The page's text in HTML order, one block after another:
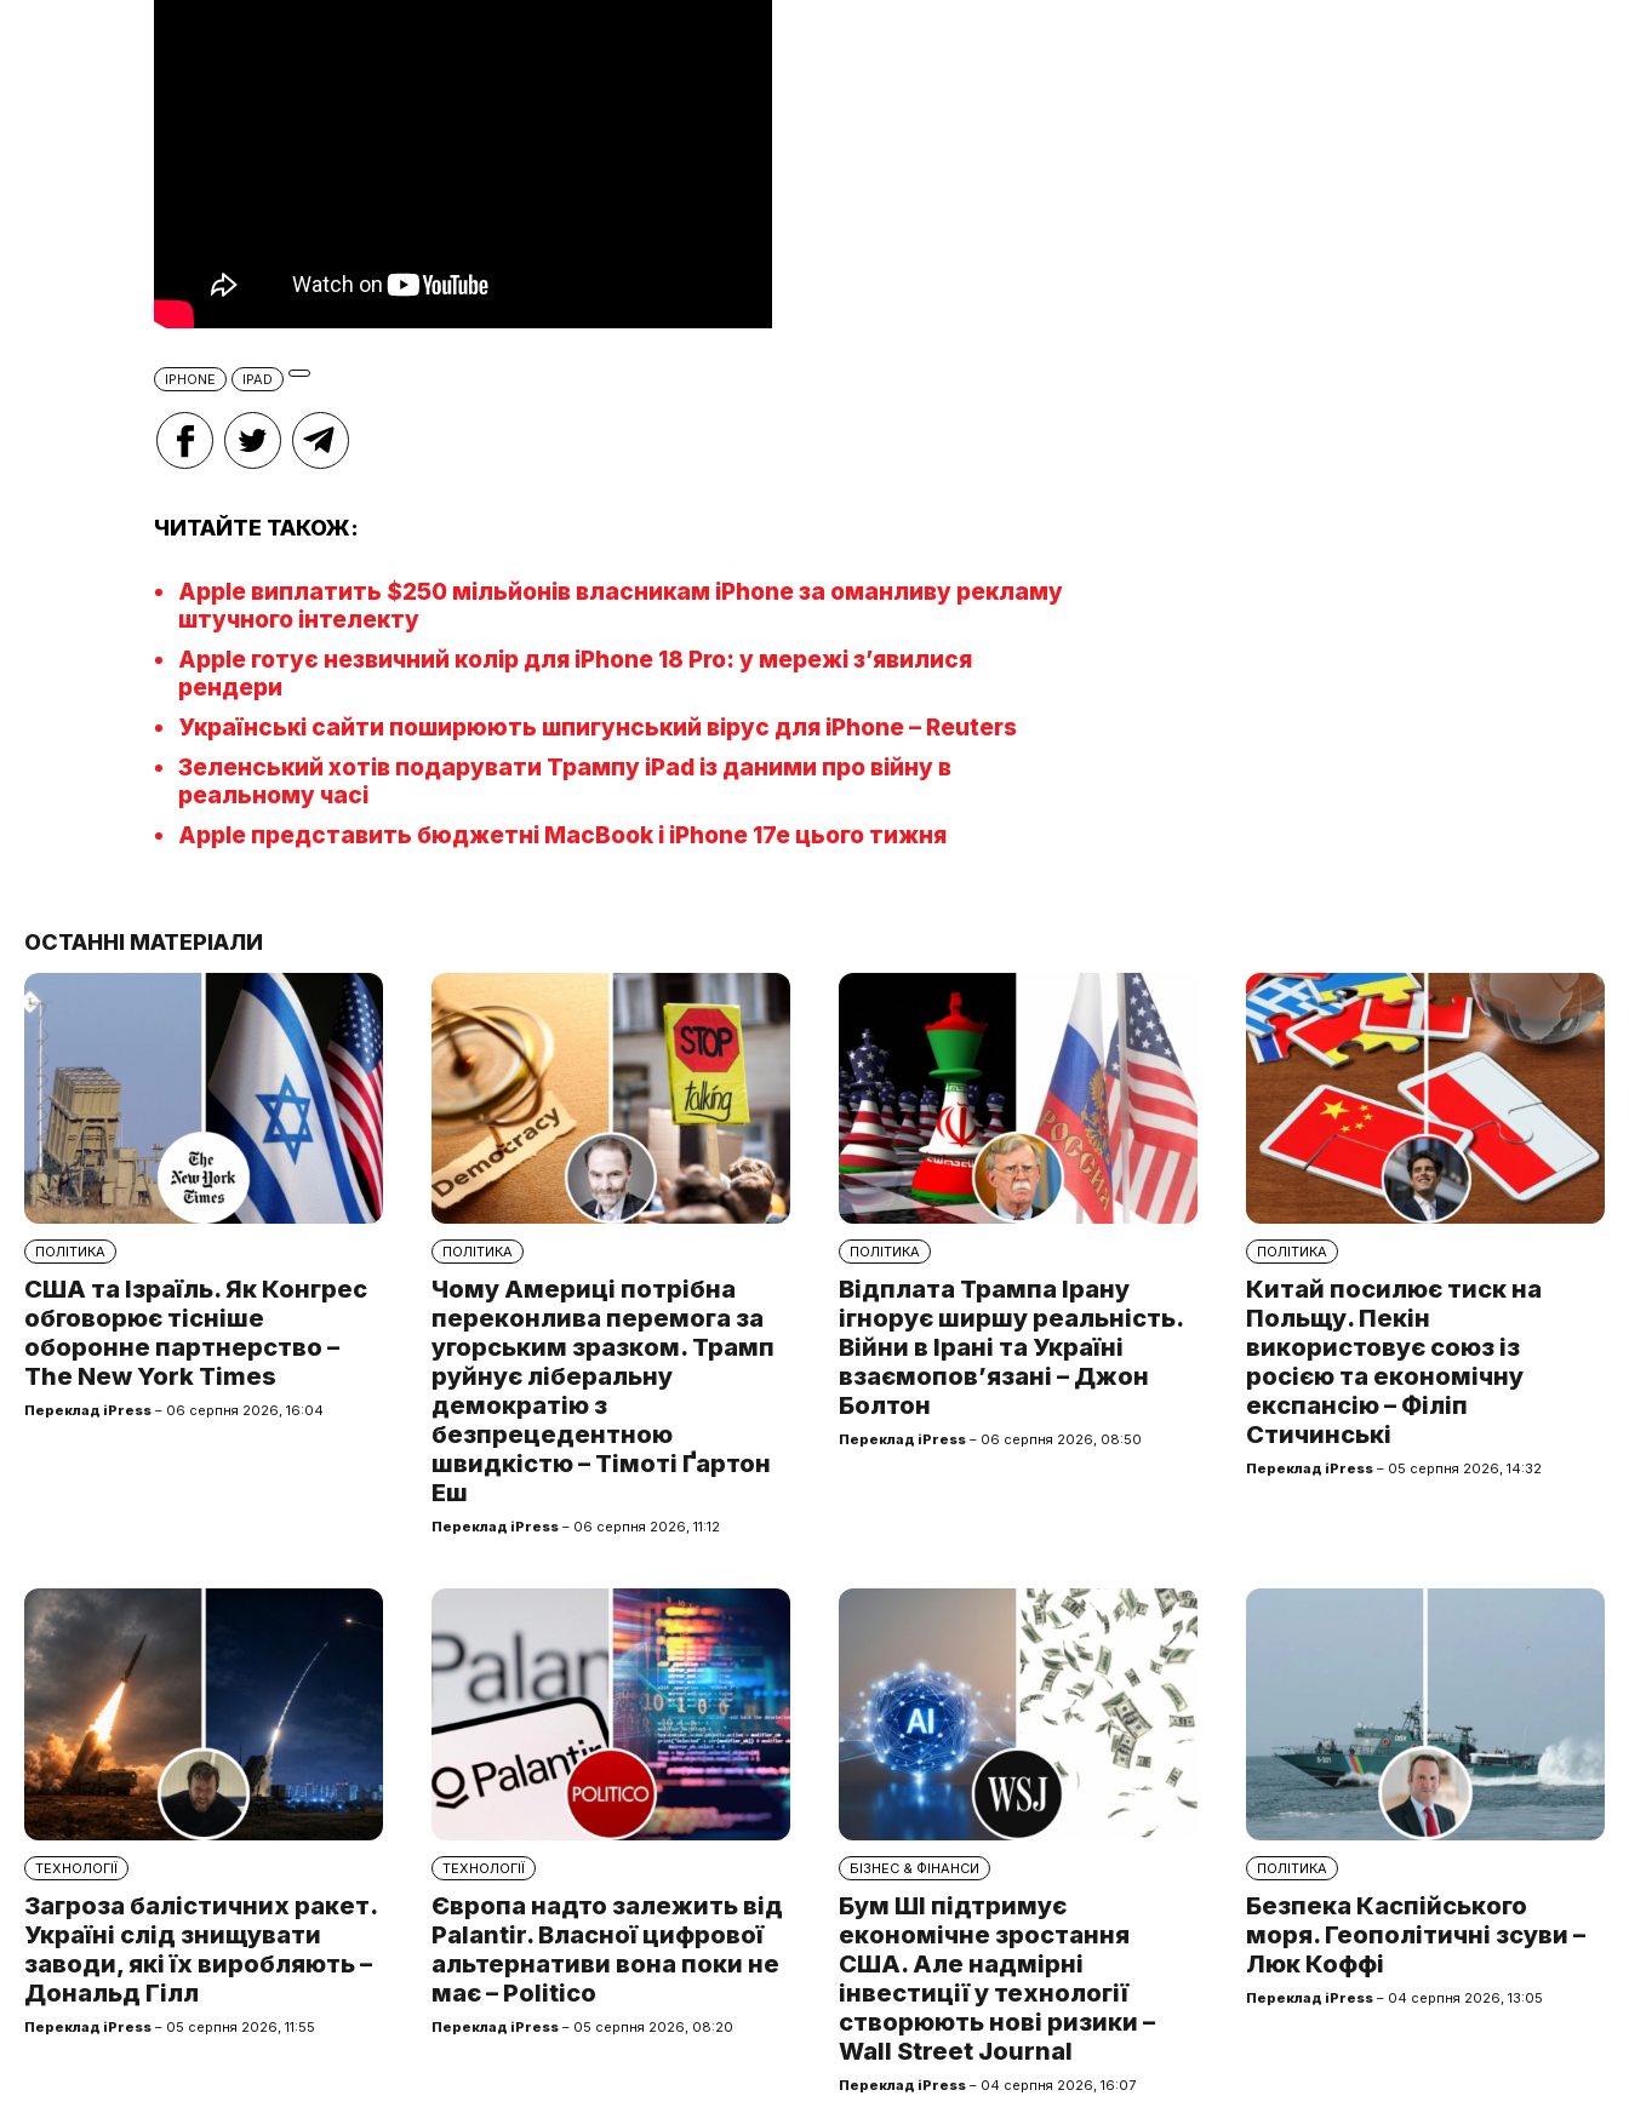
IPHONE IPAD
ЧИТАЙТЕ ТАКОЖ:
Apple виплатить $250 мільйонів власникам iPhone за оманливу рекламу
штучного інтелекту
Apple готує незвичний колір для iPhone 18 Pro: у мережі з’явилися
рендери
Українські сайти поширюють шпигунський вірус для iPhone – Reuters
Зеленський хотів подарувати Трампу iPad із даними про війну в
реальному часі
Apple представить бюджетні MacBook і iPhone 17e цього тижня
ОСТАННІ МАТЕРІАЛИ
ПОЛІТИКА
США та Ізраїль. Як Конгрес
обговорює тісніше
оборонне партнерство –
The New York Times
Переклад iPress – 06 серпня 2026, 16:04
ПОЛІТИКА
Чому Америці потрібна
переконлива перемога за
угорським зразком. Трамп
руйнує ліберальну
демократію з
безпрецедентною
швидкістю – Тімоті Ґартон
Еш
Переклад iPress – 06 серпня 2026, 11:12
ПОЛІТИКА
Відплата Трампа Ірану
ігнорує ширшу реальність.
Війни в Ірані та Україні
взаємопов’язані – Джон
Болтон
Переклад iPress – 06 серпня 2026, 08:50
ПОЛІТИКА
Китай посилює тиск на
Польщу. Пекін
використовує союз із
росією та економічну
експансію – Філіп
Стичинські
Переклад iPress – 05 серпня 2026, 14:32
ТЕХНОЛОГІЇ
Загроза балістичних ракет.
Україні слід знищувати
заводи, які їх виробляють –
Дональд Гілл
Переклад iPress – 05 серпня 2026, 11:55
ТЕХНОЛОГІЇ
Європа надто залежить від
Palantir. Власної цифрової
альтернативи вона поки не
має – Politico
Переклад iPress – 05 серпня 2026, 08:20
БІЗНЕС & ФІНАНСИ
Бум ШІ підтримує
економічне зростання
США. Але надмірні
інвестиції у технології
створюють нові ризики –
Wall Street Journal
Переклад iPress – 04 серпня 2026, 16:07
ПОЛІТИКА
Безпека Каспійського
моря. Геополітичні зсуви –
Люк Коффі
Переклад iPress – 04 серпня 2026, 13:05